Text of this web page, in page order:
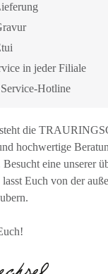
in jeder Filiale
Hotline
steht die
hochwertige
eine unserer
Euch von der